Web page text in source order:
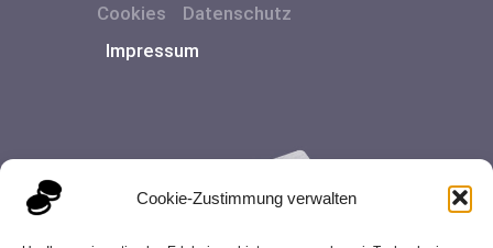
Cookie-Zustimmung verwalten
Cookies
Datenschutz
Impressum